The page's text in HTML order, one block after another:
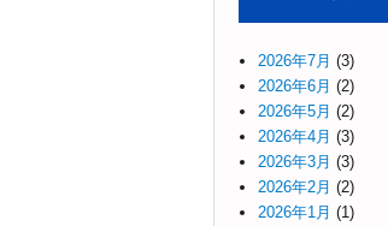
2026年7月 (3)
2026年6月 (2)
2026年5月 (2)
2026年4月 (3)
2026年3月 (3)
2026年2月 (2)
2026年1月 (1)